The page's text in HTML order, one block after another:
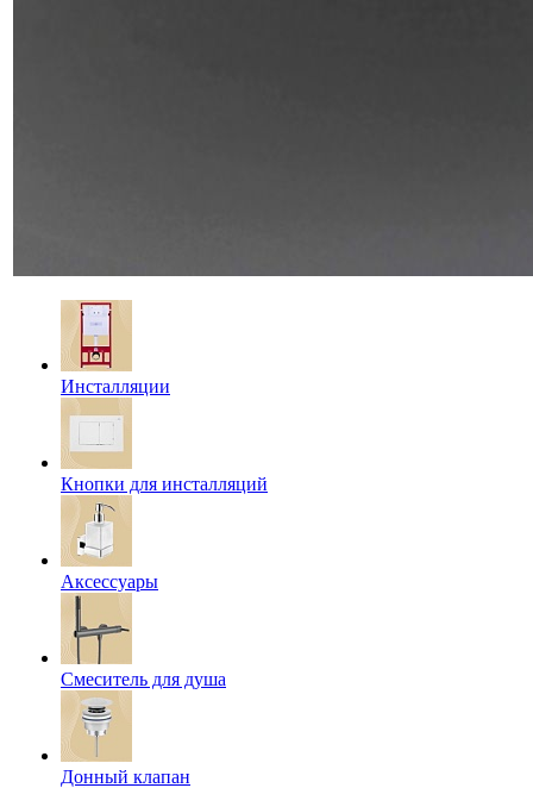
Инсталляции
Кнопки для инсталляций
Аксессуары
Смеситель для душа
Донный клапан